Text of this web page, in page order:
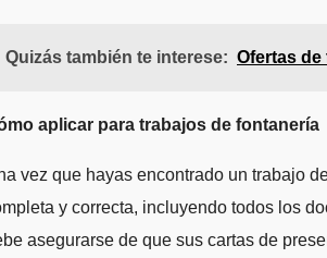
Quizás también te interese: Ofertas
aplicar para trabajos de fontanería
vez que hayas encontrado un trabajo
y correcta, incluyendo todos los
asegurarse de que sus cartas de